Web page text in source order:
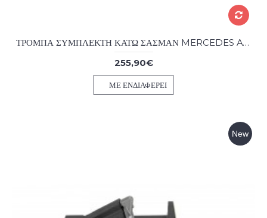
ΤΡΟΜΠΑ ΣΥΜΠΛΕΚΤΗ ΚΑΤΩ ΣΑΣΜΑΝ MERCEDES ATEGO 1/2 ΤΥΠΟΥ HALDEX
255,90€
ΜΕ ΕΝΔΙΑΦΈΡΕΙ
New